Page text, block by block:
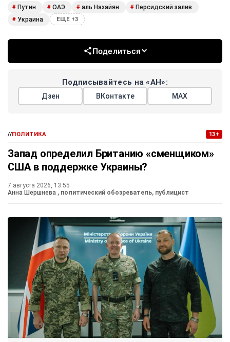
# Путин # ОАЭ # аль Нахайян # Персидский залив
# Украина ЕЩЕ +3
Поделиться
Подписывайтесь на «АН»:
Дзен ВКонтакте МАХ
//ПОЛИТИКА 13+
Запад определил Британию «сменщиком»
США в поддержке Украины?
7 августа 2026, 13:55
Анна Шершнева , политический обозреватель, публицист